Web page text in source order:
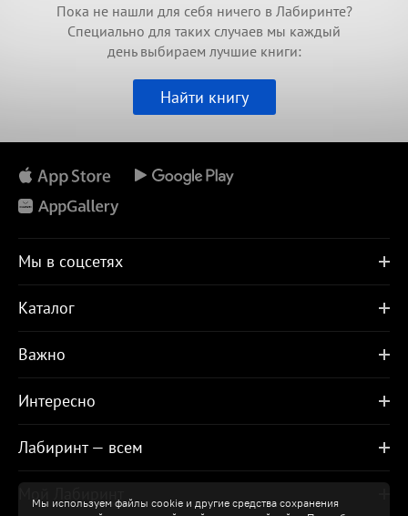
Мы используем файлы cookie и другие средства сохранения
Пока не нашли для себя ничего в Лабиринте?
Специально для таких случаев мы каждый
день выбираем лучшие книги:
Найти книгу
Мы в соцсетях
Каталог
Важно
Интересно
Лабиринт — всем